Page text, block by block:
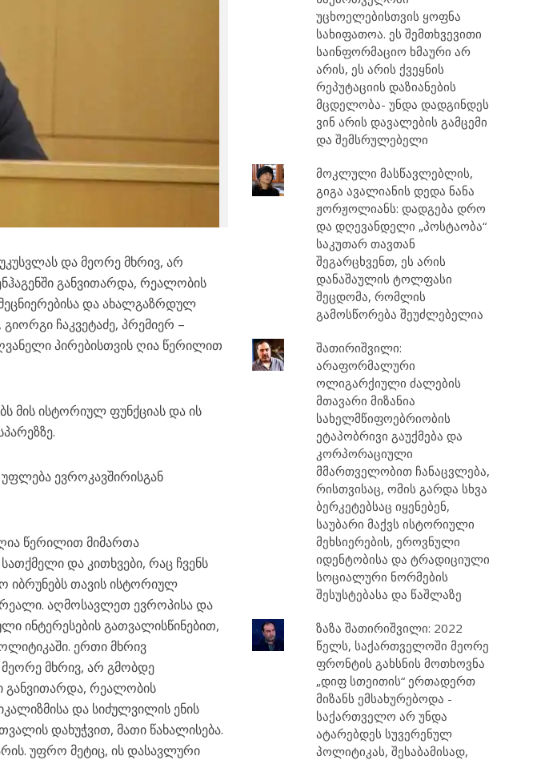
და მეორე მხრივ, არ
განვითარდა, რეალობის
და ახალგაზრდულ
ჩაკვეტაძე, პრემიერ –
პირებისთვის ღია წერილით
მის ისტორიულ ფუნქციას და ის
ევროკავშირისგან
წერილით მიმართა
და კითხვები, რაც ჩვენს
იბრუნებს თავის ისტორიულ
არეალი. აღმოსავლეთ ევროპისა და
ინტერესების გათვალისწინებით,
ერთი მხრივ
მხრივ, არ გმობდე
განვითარდა, რეალობის
და სიძულვილის ენის
დახუჭვით, მათი წახალისება.
უფრო მეტიც, ის დასავლური
უცხოელებისთვის ყოფნა
სახიფათოა. ეს შემთხვევითი
საინფორმაციო ხმაური არ
არის, ეს არის ქვეყნის
რეპუტაციის დაზიანების
მცდელობა- უნდა დადგინდეს
ვინ არის დავალების გამცემი
და შემსრულებელი
მოკლული მასწავლებლის,
გიგა ავალიანის დედა ნანა
ჟორჟოლიანს: დადგება დრო
და დღევანდელი „პოსტაობა“
საკუთარ თავთან
შეგარცხვენთ, ეს არის
დანაშაულის ტოლფასი
შეცდომა, რომლის
გამოსწორება შეუძლებელია
შათირიშვილი:
არაფორმალური
ოლიგარქიული ძალების
მთავარი მიზანია
სახელმწიფოებრიობის
ეტაპობრივი გაუქმება და
კორპორაციული
მმართველობით ჩანაცვლება,
რისთვისაც, ომის გარდა სხვა
ბერკეტებსაც იყენებენ,
საუბარი მაქვს ისტორიული
მეხსიერების, ეროვნული
იდენტობისა და ტრადიციული
სოციალური ნორმების
შესუსტებასა და წაშლაზე
ზაზა შათირიშვილი: 2022
წელს, საქართველოში მეორე
ფრონტის გახსნის მოთხოვნა
„დიფ სთეითის“ ერთადერთ
მიზანს ემსახურებოდა -
საქართველო არ უნდა
ატარებდეს სუვერენულ
პოლიტიკას, შესაბამისად,